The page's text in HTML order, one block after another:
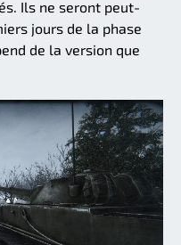
Ils ne seront peut-
jours de la phase
de la version que